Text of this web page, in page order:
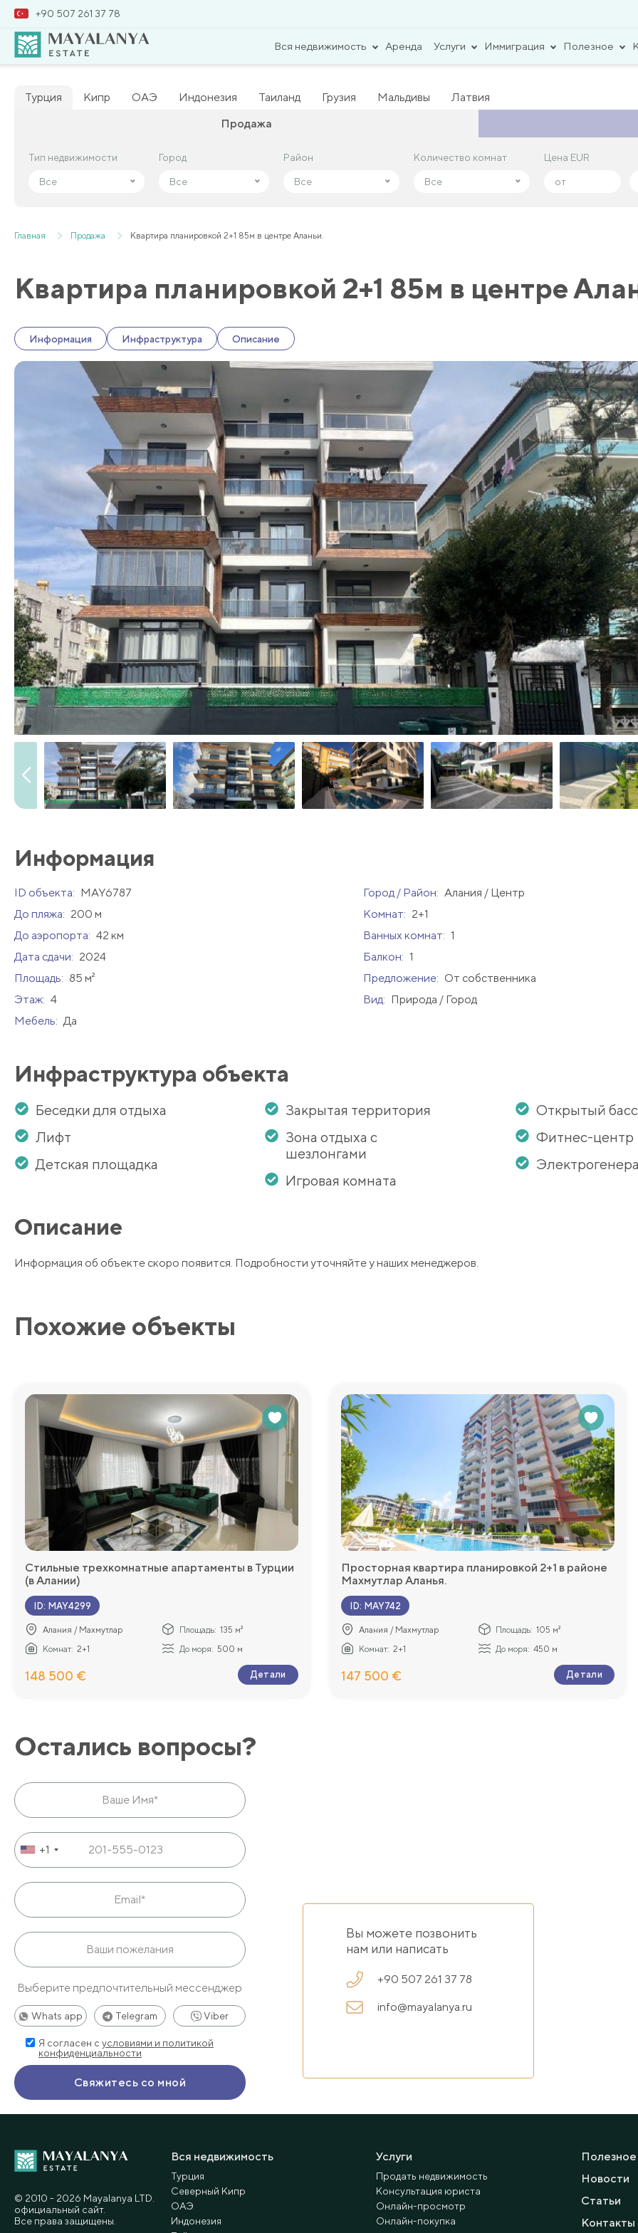
+90 507 261 37 78
Вся недвижимость Аренда Услуги Иммиграция Полезное
Турция Кипр ОАЭ Индонезия Таиланд Грузия Мальдивы
Латвия
Продажа
Тип недвижимости
Все
Город
Все
Район
Все
Количество комнат
Все
Цена EUR
Тип недвижимости
Все
Город
Все
Район
Все
Количество комнат
Все
Цена EUR
Главная Продажа Квартира планировкой 2+1 85м в центре Аланьи.
Квартира планировкой 2+1 85м в центре
Информация Инфраструктура Описание
Информация
ID объекта: MAY6787 Город / Район: Алания / Центр
До пляжа: 200 м Комнат: 2+1
До аэропорта: 42 км Ванных комнат: 1
Дата сдачи: 2024 Балкон: 1
Площадь: 85 м² Предложение: От собственника
Этаж: 4 Вид: Природа / Город
Мебель: Да
Инфраструктура объекта
Беседки для отдыха
Лифт
Детская площадка
Закрытая территория
Зона отдыха с
шезлонгами
Игровая комната
Открытый
Фитнес-центр
Описание
Информация об объекте скоро появится. Подробности уточняйте у наших менеджеров.
Похожие объекты
Стильные трехкомнатные апартаменты в Турции
(в Алании)
ID: MAY4299
Алания / Махмутлар Площадь: 135 м²
Комнат: 2+1 До моря: 500 м
148 500 € Детали
Просторная квартира планировкой 2+1 в районе
Махмутлар Аланья.
ID: MAY742
Алания / Махмутлар Площадь: 105 м²
Комнат: 2+1 До моря: 450 м
147 500 € Детали
Остались вопросы?
+1
Выберите предпочтительный мессенджер
Whats app Telegram Viber
Я согласен с условиями и политикой
конфиденциальности
Вы можете позвонить
нам или написать
+90 507 261 37 78
info@mayalanya.ru
Вся недвижимость
Турция
Северный Кипр
ОАЭ
Индонезия
Услуги
Продать недвижимость
Консультация юриста
Онлайн-просмотр
Онлайн-покупка
Полезное
Новости
Статьи
Контакты
© 2010 - 2026 Мayalanya LTD.
официальный сайт.
Все права защищены.